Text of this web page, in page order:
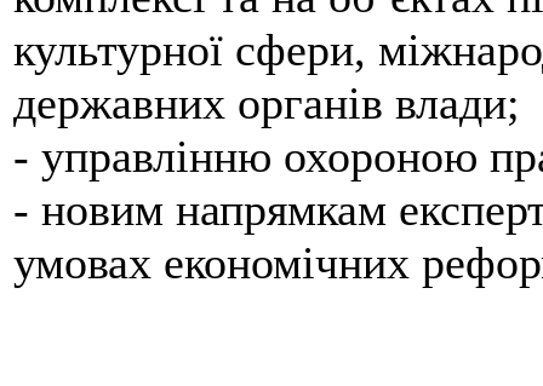
культурної сфери,
державних органів влади;
- управлінню охороною
- новим напрямкам
умовах економічних